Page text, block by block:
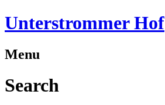
Unterstrommer Hof
Menu
Search